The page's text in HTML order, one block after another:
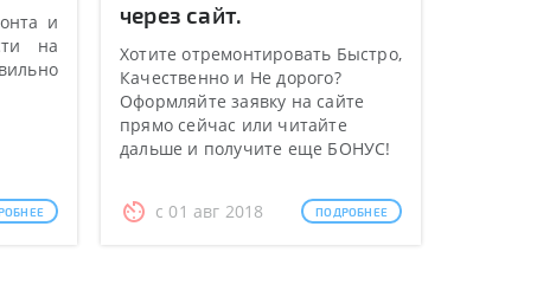
и
на
через сайт.
Хотите отремонтировать Быстро,
Качественно и Не дорого?
Оформляйте заявку на сайте
прямо сейчас или читайте
дальше и получите еще БОНУС!
с 01 авг 2018 ПОДРОБНЕЕ